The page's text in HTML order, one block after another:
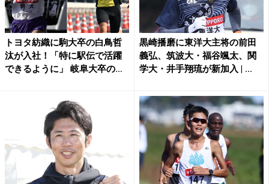
トヨタ紡織に駒大卒の白鳥哲
汰が入社！「特に駅伝で活躍
できるように」 岐阜大卒の
黒崎播磨に東洋大主将の前田
義弘、筑波大・福谷颯太、関
学大・井手翔琉が新加入 | ...